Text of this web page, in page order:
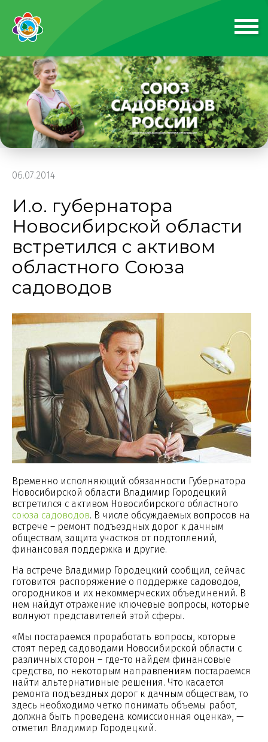
06.07.2014
И.о. губернатора
Новосибирской области
встретился с активом
областного Союза
садоводов
Временно исполняющий обязанности Губернатора
Новосибирской области Владимир Городецкий
встретился с активом Новосибирского областного
союза садоводов. В числе обсуждаемых вопросов на
встрече – ремонт подъездных дорог к дачным
обществам, защита участков от подтоплений,
финансовая поддержка и другие.
На встрече Владимир Городецкий сообщил, сейчас
готовится распоряжение о поддержке садоводов,
огородников и их некоммерческих объединений. В
нем найдут отражение ключевые вопросы, которые
волнуют представителей этой сферы.
«Мы постараемся проработать вопросы, которые
стоят перед садоводами Новосибирской области с
различных сторон – где-то найдем финансовые
средства, по некоторым направлениям постараемся
найти альтернативные решения. Что касается
ремонта подъездных дорог к дачным обществам, то
здесь необходимо четко понимать объемы работ,
должна быть проведена комиссионная оценка», —
отметил Владимир Городецкий.